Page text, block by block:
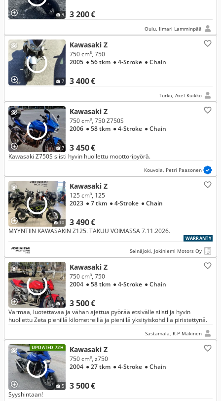
9 3 200 €
Oulu, Ilmari Lamminpää
7
Kawasaki Z
3 400 €
750 cm³, 750
2005 ● 56 tkm ● 4-Stroke ● Chain
Turku, Axel Kuikko
7
Kawasaki Z
3 450 €
750 cm³, 750 Z750S
2006 ● 58 tkm ● 4-Stroke ● Chain
Kawasaki Z750S siisti hyvin huollettu moottoripyörä.
Kouvola, Petri Paasonen
10
Kawasaki Z
3 490 €
125 cm³, 125
2023 ● 7 tkm ● 4-Stroke ● Chain
MYYNTIIN KAWASAKIN Z125. TAKUU VOIMASSA 7.11.2026.
WARRANTY
Seinäjoki, Jokiniemi Motors Oy
6
Kawasaki Z
3 500 €
750 cm³, 750
2004 ● 58 tkm ● 4-Stroke ● Chain
Varmaa, luotettavaa ja vähän ajettua pyörää etsivälle siisti ja hyvin
huollettu Zeta pienillä kilometreillä ja pienillä yksityiskohdilla piristettynä.
Sastamala, K-P Mäkinen
UPDATED 72H
5
Kawasaki Z
3 500 €
750 cm³, z750
2004 ● 27 tkm ● 4-Stroke ● Chain
Syyshintaan!